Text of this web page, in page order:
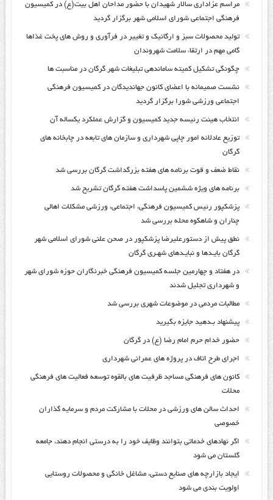
مراسم عزاداری سالار شهیدان با حضور مداحان اهل بیت(ع) در کمیسیون
فرهنگی اجتماعی شورای اسلامی شهر برگزار گردید
تولید محصولات سبز و ارگانیک و تغییر در فرآوری و روش های پخت غذاها
گامی مهم در ارتقاء سلامت شهروندان
چگونگی تشکیل کمیته ساماندهی تبلیغات شهر گرگان در مناسبت ها
نشست صمیمانه با اعضای کانون جهاندیدگان در کمیسیون فرهنگی
اجتماعی ورزشی شورا برگزار گردید
انتخاب هیئت رئیسه جدید کمیسیون و گزارش عملکرد یکساله آن
توزیع عادلانه امور چاپی شهرداری و سازمان های تابعه در چابخانه های
گرگان
نقاط ضعف و قوت برنامه های هفته بزرگداشت گرگان بررسی شد
برنامه های ویژه ششمین پاسداشت هفته گرگان تشریح شد
پزشکپور رئیس کمیسیون فرهنگی، اجتماعی، ورزشی مشکلات اهالی
چناران و شاهکوه محله بررسی شد
نطق پیش از دستورعلیرضا پزشکپور در صحن علنی شورای اسلامی شهر
گرگان بایـدها و نبایـدهای شهـری گرگان
در هفتاد و چهارمین جلسه کمیسیون فرهنگی خبرنگاران حوزه شورای شهر
و شهرداری تجلیل شدند
مطالبات مردمی در موضوعات شهری بررسی شد
پیشنهاد بـدهید جایزه بگیرید
حضور خدام حرم امام رضا (ع) در گرگان
اجرای طرح اتاف در پروژه های عمرانی شهرداری
کانون های فرهنگی مساجد ظرفیت های بالقوه توسعه فعالیت های فرهنگی
محلات
احداث سالن های ورزشی در محلات با مشارکت مردم و سرمایه گذاران
خصوصی
اگر نهادهای خدماتی بتوانند وظایف خود را به درستی انجام دهند، جامعه
گلستان می شود
ایجاد بازارچه های صنایع دستی، مشاغل خانگی و محصولات روستایی
اولویت بندی می شود